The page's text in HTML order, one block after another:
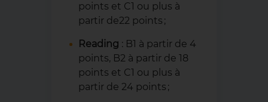
points et C1 ou plus à
partir de22 points ;
Reading : B1 à partir de 4
points, B2 à partir de 18
points et C1 ou plus à
partir de 24 points ;